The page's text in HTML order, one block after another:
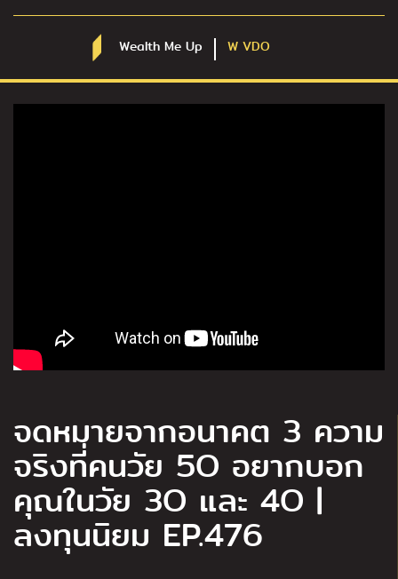
Wealth Me Up W VDO
จดหมายจากอนาคต 3 ความ
จริงที่คนวัย 5O อยากบอก
คุณในวัย 3O และ 4O |
ลงทุนนิยม EP.476